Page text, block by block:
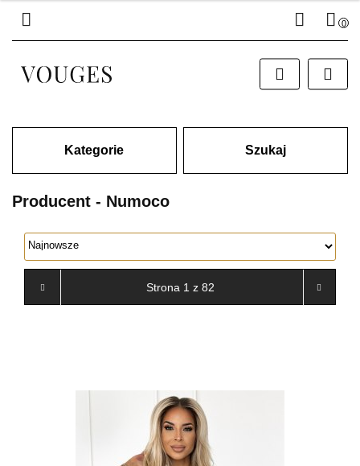
Zaloguj się
Zarejestruj się
0
Kategorie Szukaj
Producent - Numoco